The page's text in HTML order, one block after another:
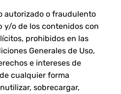
autorizado o fraudulento
y/o de los contenidos con
prohibidos en las
Generales de Uso,
e intereses de
cualquier forma
sobrecargar,